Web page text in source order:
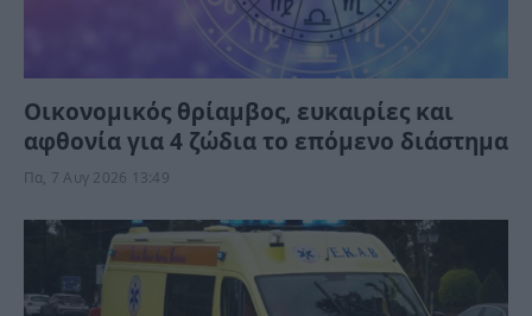
Οικονομικός θρίαμβος, ευκαιρίες και
αφθονία για 4 ζώδια το επόμενο διάστημα
Πα, 7 Αυγ 2026 13:49